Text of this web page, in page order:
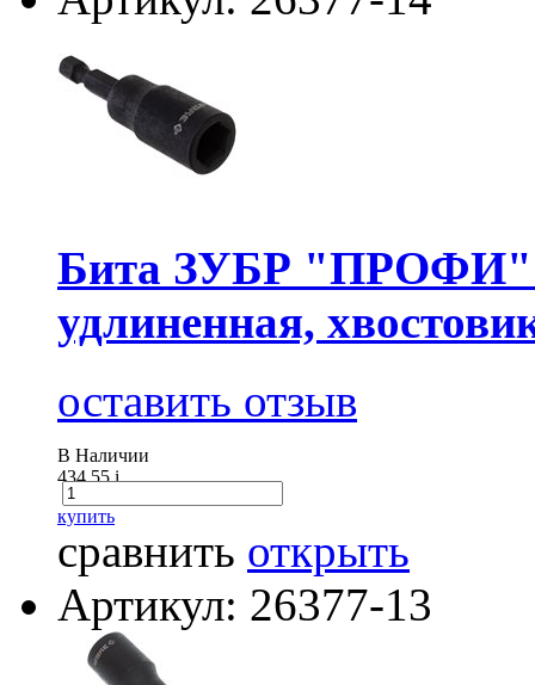
Бита ЗУБР "ПРОФИ" с
удлиненная,
оставить отзыв
В Наличии
434.55i
купить
сравнить открыть
Артикул: 26377-13